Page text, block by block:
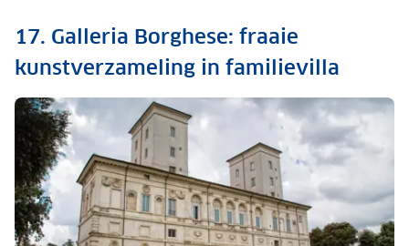
17. Galleria Borghese: fraaie
kunstverzameling in familievilla